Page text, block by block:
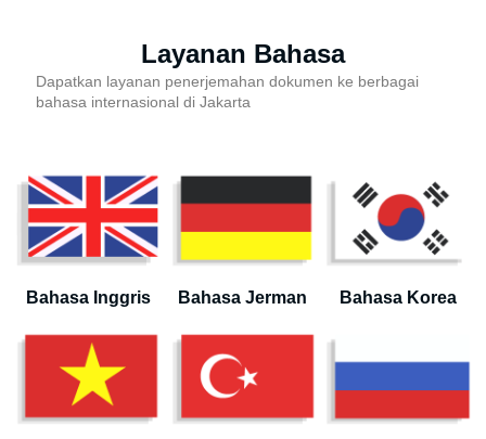
Layanan Bahasa
Dapatkan layanan penerjemahan dokumen ke berbagai
bahasa internasional di Jakarta
Bahasa Inggris Bahasa Jerman Bahasa Korea